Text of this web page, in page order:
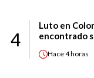
4
Luto en
encontrado
Hace4 horas